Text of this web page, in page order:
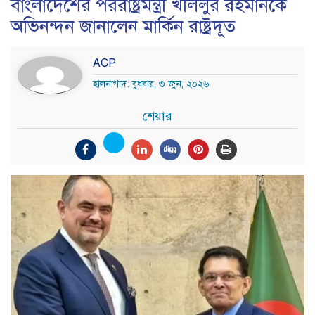
বাংলাদেশের পররাষ্ট্রমন্ত্রী খলিলুর রহমানকে
অভিনন্দন জানালেন মার্কিন রাষ্ট্রদূত
ACP
হালনাগাদ: বুধবার, ৩ জুন, ২০২৬
শেয়ার